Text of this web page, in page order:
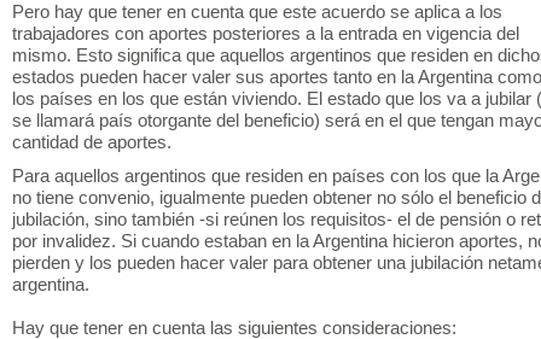
Pero hay que tener en cuenta que este acuerdo se aplica a los
trabajadores con aportes posteriores a la entrada en vigencia del
mismo. Esto significa que aquellos argentinos que residen en
estados pueden hacer valer sus aportes tanto en la Argentina
los países en los que están viviendo. El estado que los va a jubilar
se llamará país otorgante del beneficio) será en el que tengan
cantidad de aportes.
Para aquellos argentinos que residen en países con los que la
no tiene convenio, igualmente pueden obtener no sólo el beneficio
jubilación, sino también -si reúnen los requisitos- el de pensión o
por invalidez. Si cuando estaban en la Argentina hicieron aportes,
pierden y los pueden hacer valer para obtener una jubilación
argentina.
Hay que tener en cuenta las siguientes consideraciones: